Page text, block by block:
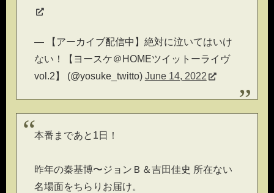
— 【アーカイブ配信中】絶対に泣いてはいけ
ない！【ヨースケ＠HOMEツイットーライヴ
vol.2】 (@yosuke_twitto) June 14, 2022
本番まであと1日！
昨年の秦基博〜ジョンＢ＆吉田佳史 所在ない
名場面をちらりお届け。